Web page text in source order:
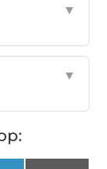
▼
▼